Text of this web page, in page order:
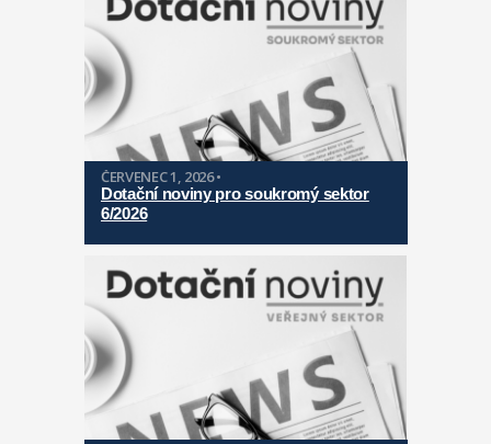
ČERVENEC 1, 2026 •
Dotační noviny pro soukromý sektor
6/2026